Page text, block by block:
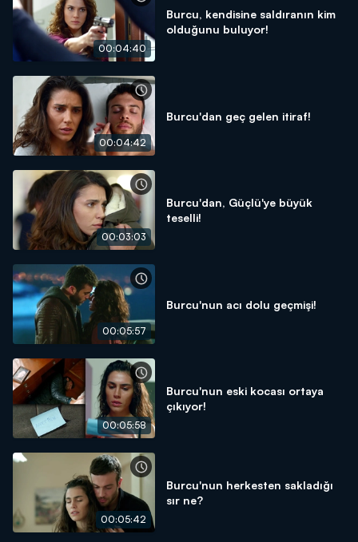
00:04:40
Burcu, kendisine saldıranın kim
olduğunu buluyor!
00:04:42
Burcu'dan geç gelen itiraf!
00:03:03
Burcu'dan, Güçlü'ye büyük
teselli!
00:05:57
Burcu'nun acı dolu geçmişi!
00:05:58
Burcu'nun eski kocası ortaya
çıkıyor!
00:05:42
Burcu'nun herkesten sakladığı
sır ne?